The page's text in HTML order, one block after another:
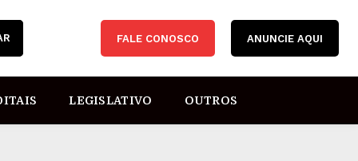
FALE CONOSCO ANUNCIE AQUI
LEGISLATIVO OUTROS